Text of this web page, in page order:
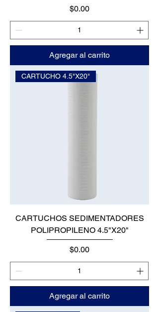
Precio
$0.00
Agregar al carrito
CARTUCHO 4.5"X20"
CARTUCHOS SEDIMENTADORES
POLIPROPILENO 4.5"X20"
Precio
$0.00
Agregar al carrito